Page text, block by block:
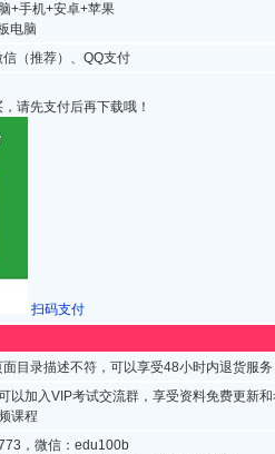
+手机+安卓+苹果
电脑
（推荐）、QQ支付
请先支付后再下载哦！
扫码支付
目录描述不符，可以享受48小时内退货服务
以加入VIP考试交流群，享受资料免费更新
课程
，微信：edu100b